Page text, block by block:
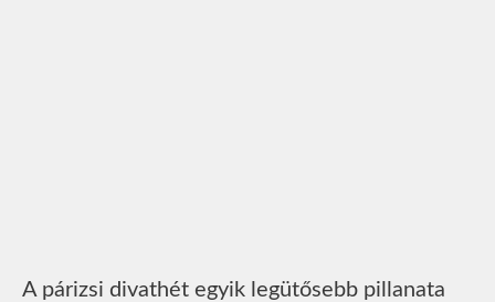
A párizsi divathét egyik legütősebb pillanata